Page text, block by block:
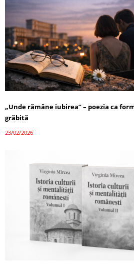
„Unde rămâne iubirea” – poezia ca
grăbită
23/02/2026